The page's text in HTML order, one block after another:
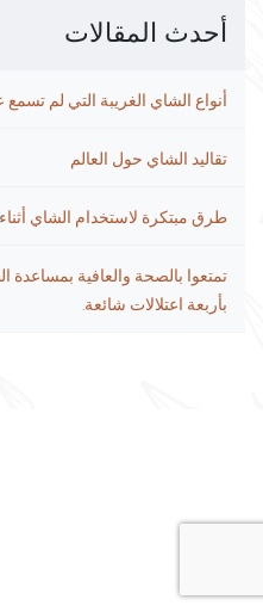
أحدث المقالات
أنواع الشاي الغريبة التي لم تسمع
تقاليد الشاي حول العالم
طرق مبتكرة لاستخدام الشاي
تمتعوا بالصحة والعافية
بأربعة اعتلالات شائعة.